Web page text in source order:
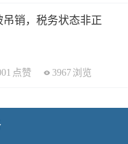
销，税务状态非正
点赞 3967 浏览